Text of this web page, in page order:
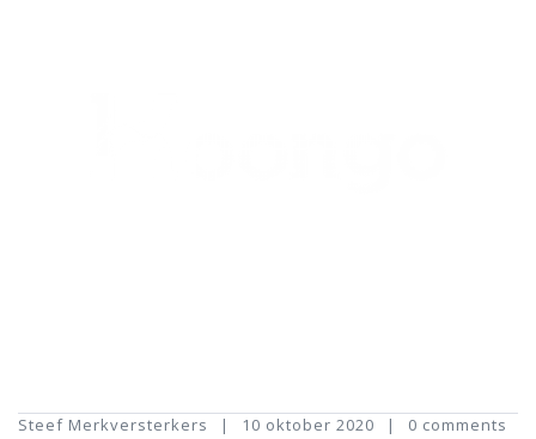
Steef Merkversterkers 10 oktober 2020 0 comments